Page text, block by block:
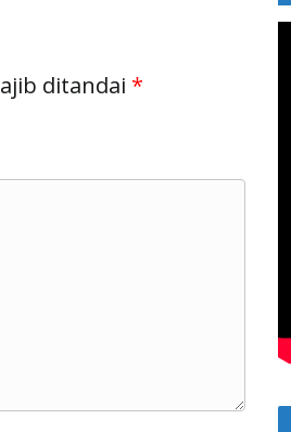
ditandai *